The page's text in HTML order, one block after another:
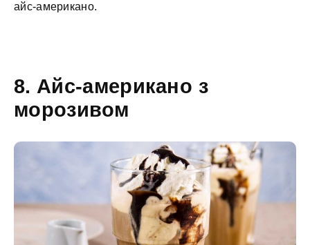
айс-американо.
8. Айс-американо з
морозивом